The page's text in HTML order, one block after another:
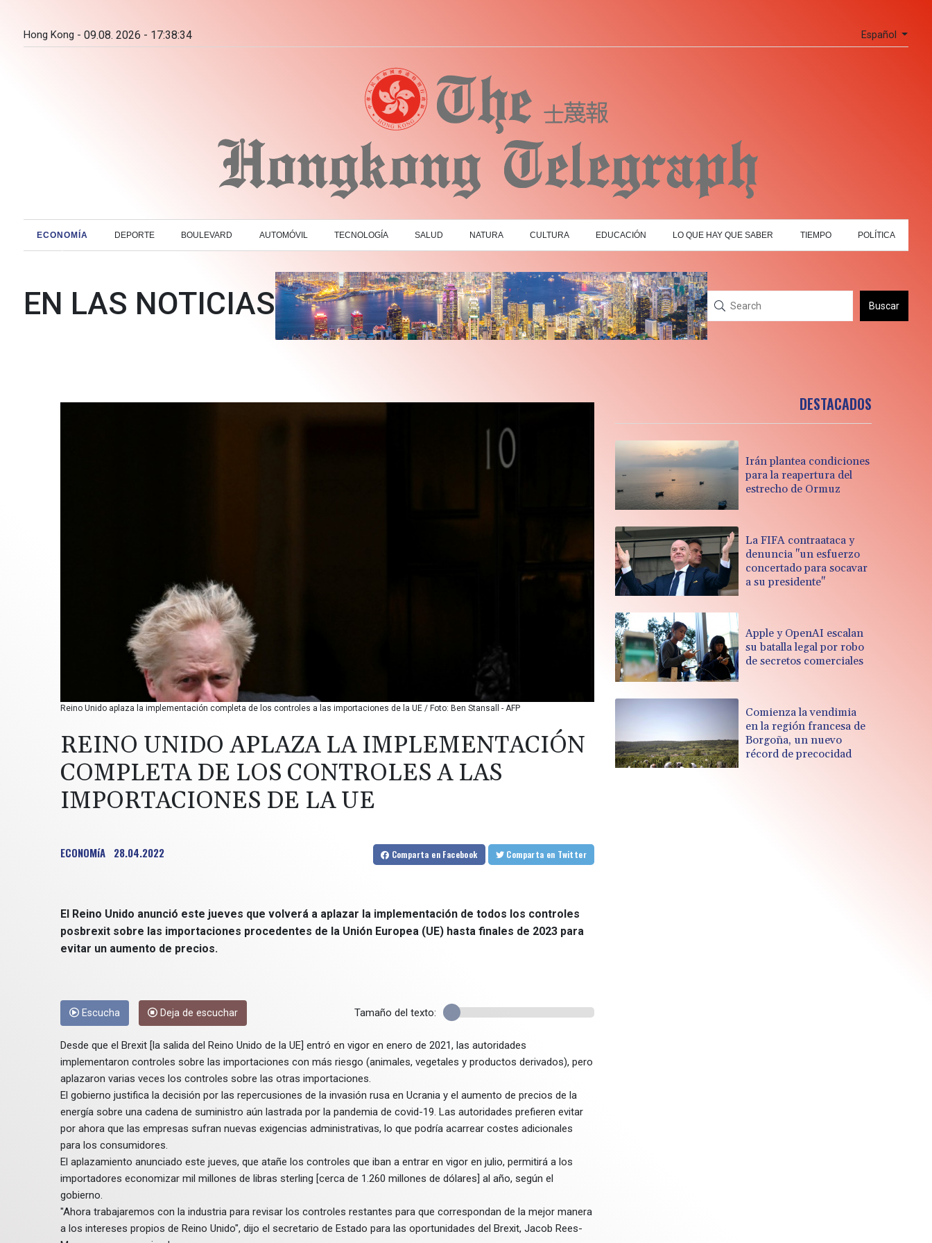
Hong Kong - 09.08. 2026 - 17:38:35 Español
ECONOMÍA DEPORTE BOULEVARD AUTOMÓVIL TECNOLOGÍA SALUD NATURA CULTURA EDUCACIÓN LO QUE HAY QUE SABER TIEMPO POLÍTICA
EN LAS NOTICIAS Buscar
Reino Unido aplaza la implementación completa de los controles a las importaciones de la UE / Foto: Ben Stansall - AFP
REINO UNIDO APLAZA LA IMPLEMENTACIÓN
COMPLETA DE LOS CONTROLES A LAS
IMPORTACIONES DE LA UE
ECONOMíA 28.04.2022 Comparta en Facebook Comparta en Twitter
El Reino Unido anunció este jueves que volverá a aplazar la implementación de todos los controles
posbrexit sobre las importaciones procedentes de la Unión Europea (UE) hasta finales de 2023 para
evitar un aumento de precios.
Escucha Deja de escuchar Tamaño del texto:
Desde que el Brexit [la salida del Reino Unido de la UE] entró en vigor en enero de 2021, las autoridades
implementaron controles sobre las importaciones con más riesgo (animales, vegetales y productos derivados), pero
aplazaron varias veces los controles sobre las otras importaciones.
El gobierno justifica la decisión por las repercusiones de la invasión rusa en Ucrania y el aumento de precios de la
energía sobre una cadena de suministro aún lastrada por la pandemia de covid-19. Las autoridades prefieren evitar
por ahora que las empresas sufran nuevas exigencias administrativas, lo que podría acarrear costes adicionales
para los consumidores.
El aplazamiento anunciado este jueves, que atañe los controles que iban a entrar en vigor en julio, permitirá a los
importadores economizar mil millones de libras sterling [cerca de 1.260 millones de dólares] al año, según el
gobierno.
"Ahora trabajaremos con la industria para revisar los controles restantes para que correspondan de la mejor manera
a los intereses propios de Reino Unido", dijo el secretario de Estado para las oportunidades del Brexit, Jacob Rees-
DESTACADOS
Irán plantea condiciones
para la reapertura del
estrecho de Ormuz
La FIFA contraataca y
denuncia "un esfuerzo
concertado para socavar
a su presidente"
Apple y OpenAI escalan
su batalla legal por robo
de secretos comerciales
Comienza la vendimia
en la región francesa de
Borgoña, un nuevo
récord de precocidad